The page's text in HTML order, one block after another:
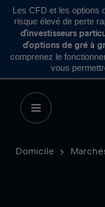
Les CFD et les options
risque élevé de perte
d’investisseurs
d’options de gré à
comprenez le
vous
Domicile